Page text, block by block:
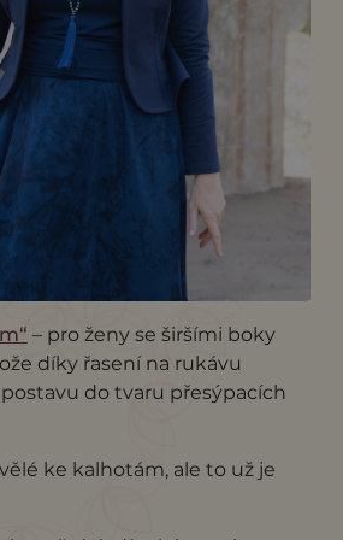
– pro ženy se širšími boky
díky řasení na rukávu
do tvaru přesýpacích
ke kalhotám, ale to už je